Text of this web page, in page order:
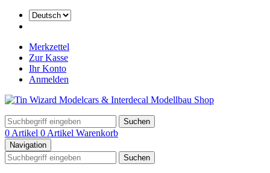
Merkzettel
Zur Kasse
Ihr Konto
Anmelden
Suchen
0 Artikel 0 Artikel Warenkorb
Navigation
Suchen